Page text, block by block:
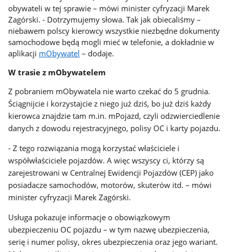
obywateli w tej sprawie – mówi minister cyfryzacji Marek
Zagórski. - Dotrzymujemy słowa. Tak jak obiecaliśmy –
niebawem polscy kierowcy wszystkie niezbędne dokumenty
samochodowe będą mogli mieć w telefonie, a dokładnie w
aplikacji mObywatel – dodaje.
W trasie z mObywatelem
Z pobraniem mObywatela nie warto czekać do 5 grudnia.
Ściągnijcie i korzystajcie z niego już dziś, bo już dziś każdy
kierowca znajdzie tam m.in. mPojazd, czyli odzwierciedlenie
danych z dowodu rejestracyjnego, polisy OC i karty pojazdu.
- Z tego rozwiązania mogą korzystać właściciele i
współwłaściciele pojazdów. A więc wszyscy ci, którzy są
zarejestrowani w Centralnej Ewidencji Pojazdów (CEP) jako
posiadacze samochodów, motorów, skuterów itd. – mówi
minister cyfryzacji Marek Zagórski.
Usługa pokazuje informacje o obowiązkowym
ubezpieczeniu OC pojazdu – w tym nazwę ubezpieczenia,
serię i numer polisy, okres ubezpieczenia oraz jego wariant.